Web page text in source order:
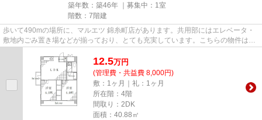
築年数：築46年 ｜募集中： 1室
階数：7階建
歩いて490mの場所に、マルエツ 錦糸町店があります。共用部にはエレベータ・
敷地内ごみ置き場などが揃っており、とても充実しています。こちらの物件はマ
12.5万円
(管理費・共益費 8,000円)
敷：1ヶ月｜礼：1ヶ月
所在階：4階
間取り：2DK
面積：40.88㎡